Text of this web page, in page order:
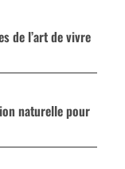
de l’art de vivre
naturelle pour